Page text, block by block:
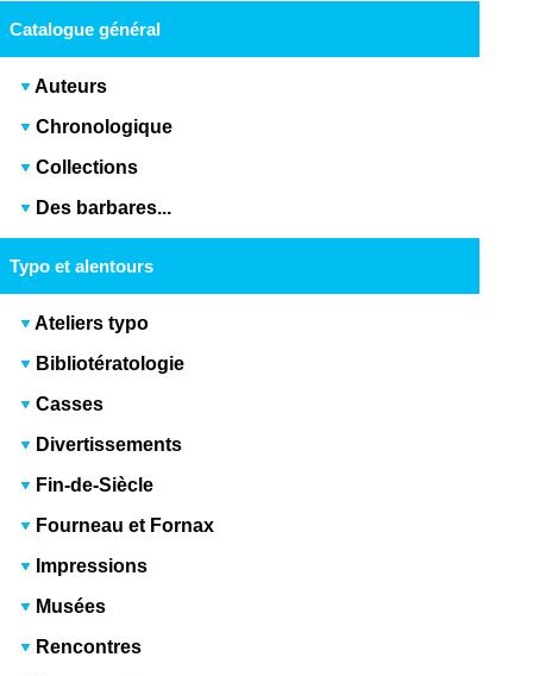
Catalogue général
Auteurs
Chronologique
Collections
Des barbares...
Typo et alentours
Ateliers typo
Bibliotératologie
Casses
Divertissements
Fin-de-Siècle
Fourneau et Fornax
Impressions
Musées
Rencontres